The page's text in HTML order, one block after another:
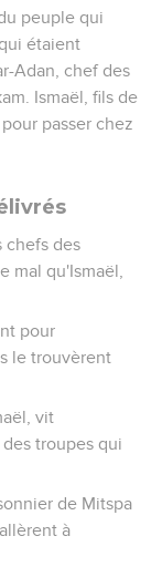
peuple qui
étaient
Adan, chef des
Ismaël, fils de
passer chez
chefs des
mal qu'Ismaël,
pour
le trouvèrent
vit
troupes qui
de Mitspa
à